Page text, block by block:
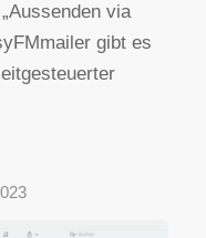
via
gibt es